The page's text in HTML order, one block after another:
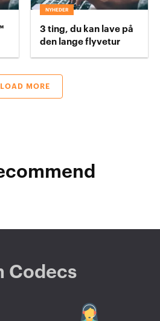
NYHEDER
3 ting, du kan lave på
den lange flyvetur
LOAD MORE
Codecs